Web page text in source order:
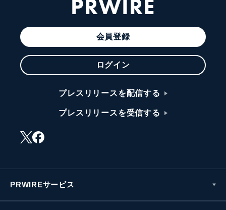
PRWIRE
会員登録
ログイン
プレスリリースを配信する
プレスリリースを受信する
PRWIREサービス